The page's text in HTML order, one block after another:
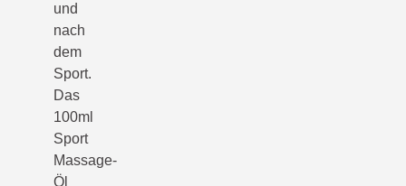
und
nach
dem
Sport.
Das
100ml
Sport
Massage-
Öl